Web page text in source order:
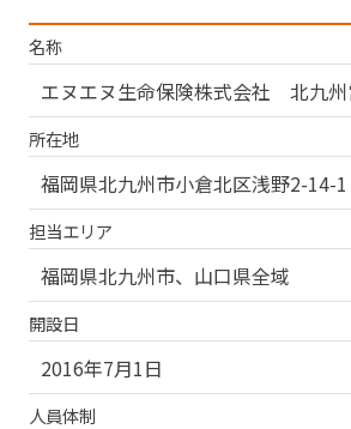
名称
エヌエヌ生命保険株式会社 北九州
所在地
福岡県北九州市小倉北区浅野2-
担当エリア
福岡県北九州市、山口県全域
開設日
2016年7月1日
人員体制